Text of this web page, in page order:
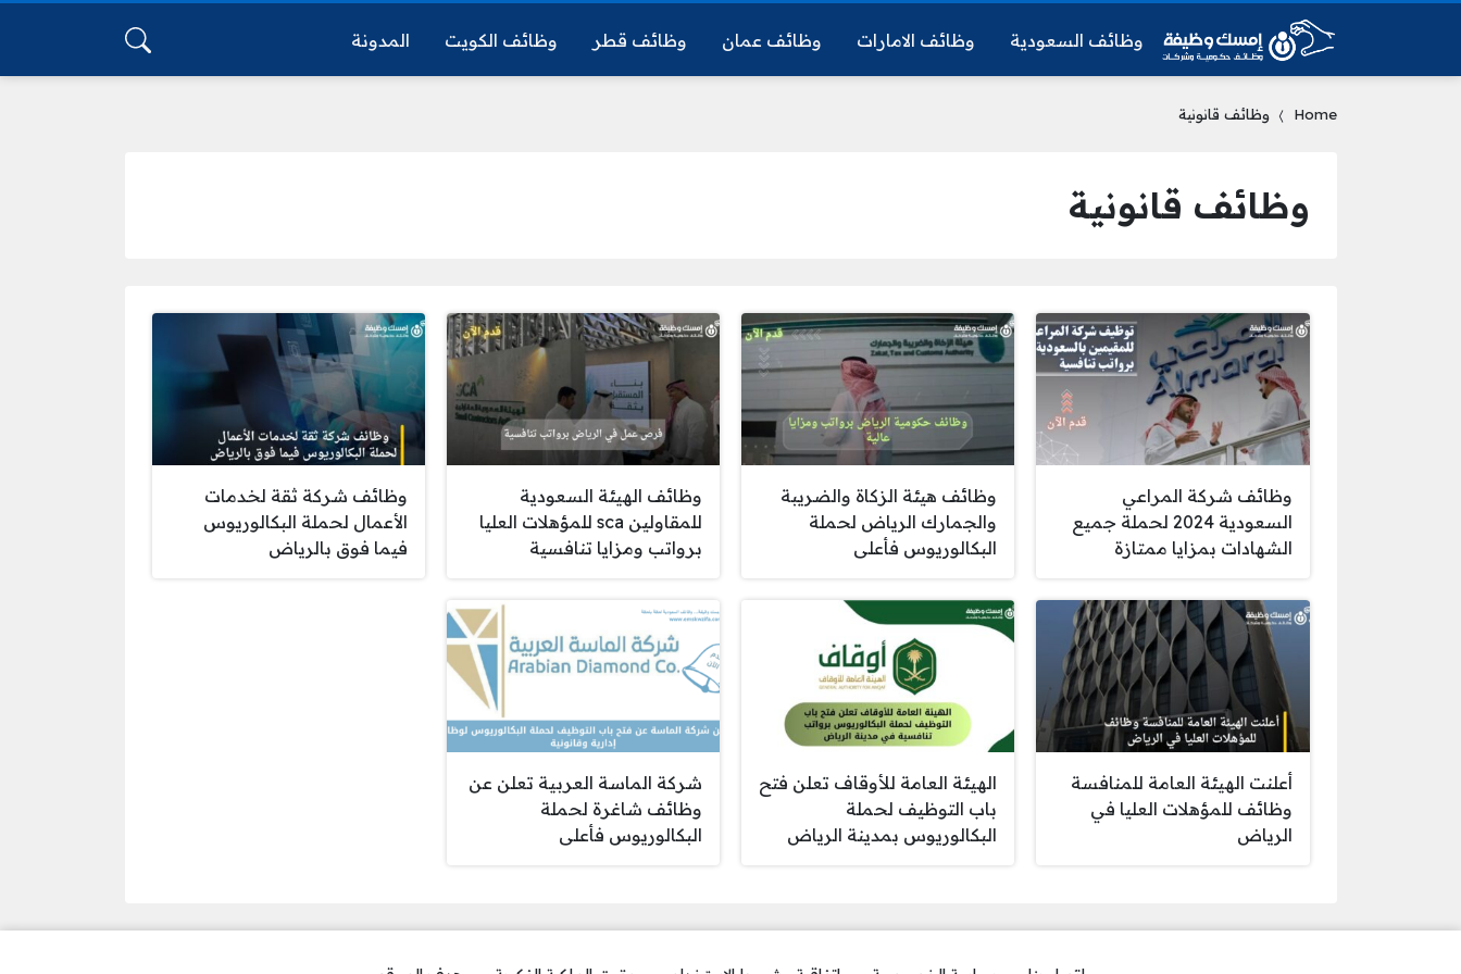
وظائف السعودية وظائف الامارات وظائف عمان وظائف قطر وظائف الكويت المدونة
Home وظائف قانونية
وظائف قانونية
وظائف شركة المراعي
السعودية 2024 لحملة جميع
الشهادات بمزايا ممتازة
وظائف هيئة الزكاة والضريبة
والجمارك الرياض لحملة
البكالوريوس فأعلى
وظائف الهيئة السعودية
للمقاولين sca للمؤهلات العليا
برواتب ومزايا تنافسية
وظائف شركة ثقة لخدمات
الأعمال لحملة البكالوريوس
فيما فوق بالرياض
أعلنت الهيئة العامة للمنافسة
وظائف للمؤهلات العليا في
الرياض
الهيئة العامة للأوقاف تعلن فتح
باب التوظيف لحملة
البكالوريوس بمدينة الرياض
شركة الماسة العربية تعلن عن
وظائف شاغرة لحملة
البكالوريوس فأعلى